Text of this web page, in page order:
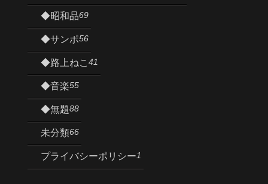
◆昭和品69
◆サンポ56
◆路上ねこ 41
◆音楽55
◆無題88
未分類66
プライバシーポリシー1